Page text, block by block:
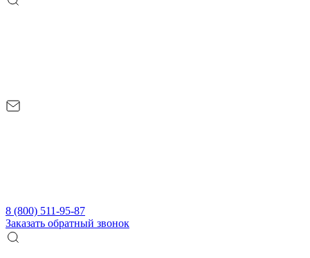
8 (800) 511-95-87
Заказать обратный звонок